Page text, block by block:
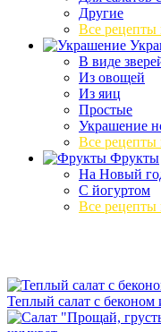
Другие
Все рецепты
В виде
Из овощей
Из яиц
Простые
Украшение
Все рецепты
Фрукты
На Новый
С йогуртом
Все рецепты
Теплый салат с беконом